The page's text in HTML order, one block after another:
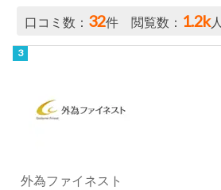
口コミ数： 32件 閲覧数： 1.2k人
外為ファイネスト